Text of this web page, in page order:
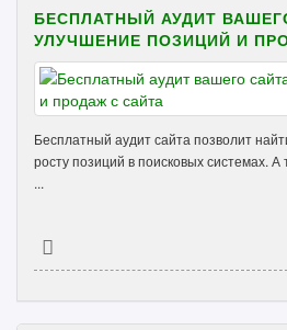
БЕСПЛАТНЫЙ АУДИТ
УЛУЧШЕНИЕ ПОЗИЦИЙ И
Бесплатный аудит сайта позволит
росту позиций в поисковых системах.
...